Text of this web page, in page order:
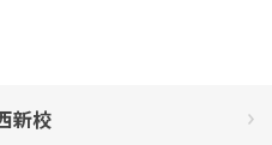
新校